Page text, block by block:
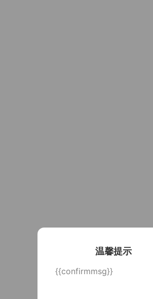
温馨提示
{{confirmmsg}}